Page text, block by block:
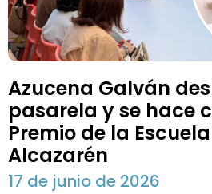
Azucena Galván
pasarela y se hace
Premio de la
Alcazarén
17 de junio de 2026